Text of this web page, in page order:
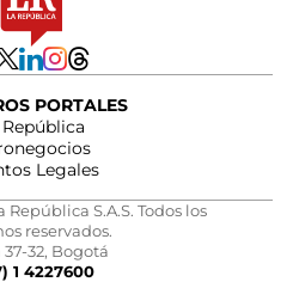
PORTALES
República
Legales
S.A.S. Todos los
reservados.
37-32, Bogotá
1 4227600